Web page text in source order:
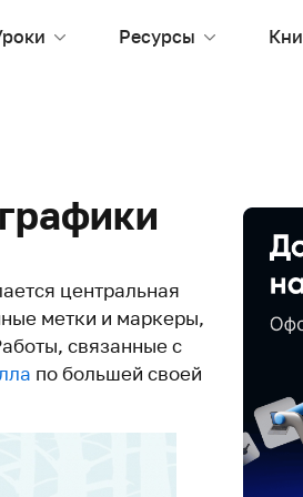
Ресурсы
центральная
метки и маркеры,
связанные с
по большей своей